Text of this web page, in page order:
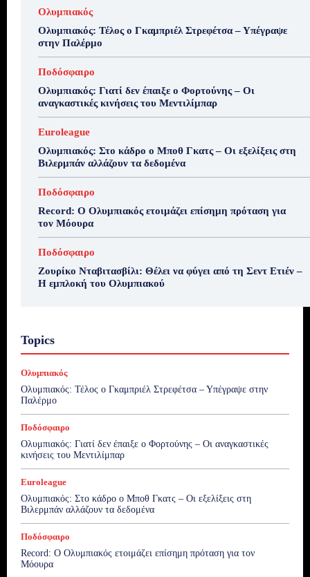
Ολυμπιακός
Ολυμπιακός: Τέλος ο Γκαμπριέλ Στρεφέτσα – Υπέγραψε
στην Παλέρμο
Ποδόσφαιρο
Ολυμπιακός: Γιατί δεν έπαιξε ο Φορτούνης – Οι
αναγκαστικές κινήσεις του Μεντιλίμπαρ
Euroleague
Ολυμπιακός: Στο κάδρο ο Μποθ Γκατς – Οι εξελίξεις στη
Βιλερμπάν αλλάζουν τα δεδομένα
Ποδόσφαιρο
Record: Ο Ολυμπιακός ετοιμάζει επίσημη πρόταση για
τον Μόουρα
Ποδόσφαιρο
Ζουρίκο Νταβιτασβίλι: Θέλει να φύγει από τη Σεντ Ετιέν –
Η εμπλοκή του Ολυμπιακού
Topics
Ολυμπιακός
Ολυμπιακός: Τέλος ο Γκαμπριέλ Στρεφέτσα – Υπέγραψε στην
Παλέρμο
Ποδόσφαιρο
Ολυμπιακός: Γιατί δεν έπαιξε ο Φορτούνης – Οι αναγκαστικές
κινήσεις του Μεντιλίμπαρ
Euroleague
Ολυμπιακός: Στο κάδρο ο Μποθ Γκατς – Οι εξελίξεις στη
Βιλερμπάν αλλάζουν τα δεδομένα
Ποδόσφαιρο
Record: Ο Ολυμπιακός ετοιμάζει επίσημη πρόταση για τον
Μόουρα